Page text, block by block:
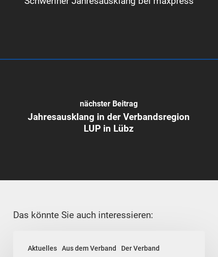
nächster Beitrag
Jahresausklang in der Verbandsregion
LUP in Lübz
Das könnte Sie auch interessieren:
Aktuelles Aus dem Verband Der Verband
des